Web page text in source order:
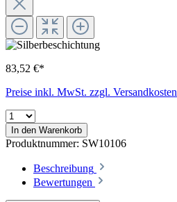
83,52 €*
Preise inkl. MwSt. zzgl. Versandkosten
In den Warenkorb
Produktnummer: SW10106
Beschreibung
Bewertungen